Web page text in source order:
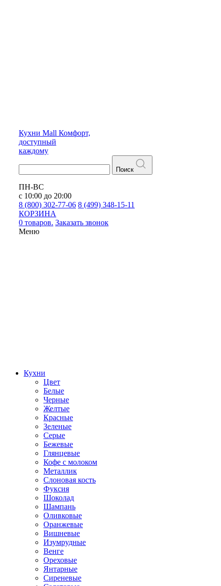
Кухни Mall Комфорт,
доступный
каждому
Поиск
ПН-ВС
с 10:00 до 20:00
8 (800) 302-77-06 8 (499) 348-15-11
КОРЗИНА
0 товаров. Заказать звонок
Меню
Кухни
Цвет
Белые
Черные
Желтые
Красные
Зеленые
Серые
Бежевые
Глянцевые
Кофе с молоком
Металлик
Слоновая кость
Фуксия
Шоколад
Шампань
Оливковые
Оранжевые
Вишневые
Изумрудные
Венге
Ореховые
Янтарные
Сиреневые